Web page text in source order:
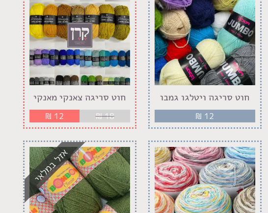
חוט סריגה ויטלגו גמבו
₪ 12
חוט סריגה צאנקי מאנקי
₪18
₪ 12
אזל במלאי